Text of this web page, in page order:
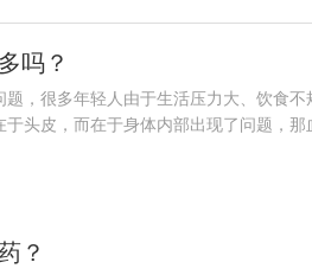
吗？
题，很多年轻人由于生活压力大、饮食
于头皮，而在于身体内部出现了问题，
？